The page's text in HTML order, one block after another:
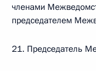
членами
председателем
21. Председатель